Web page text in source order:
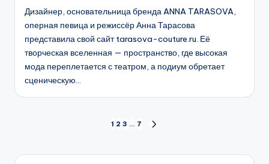
Дизайнер, основательница бренда ANNA TARASOVA,
оперная певица и режиссёр Анна Тарасова
представила свой сайт tarasova-couture.ru. Её
творческая вселенная — пространство, где высокая
мода переплетается с театром, а подиум обретает
сценическую…
записей
1 2 3 … 7